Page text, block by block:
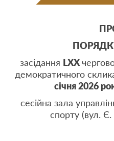
засідання LХХ
демократичного
січня 2026
сесійна зала
спорту (вул.